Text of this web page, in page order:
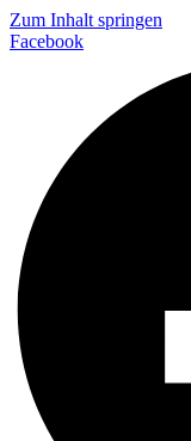
Zum Inhalt springen
Facebook